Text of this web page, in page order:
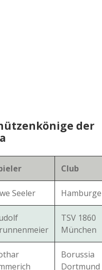
der
Club
Seeler
TSV 1860
München
Borussia
Dortmund